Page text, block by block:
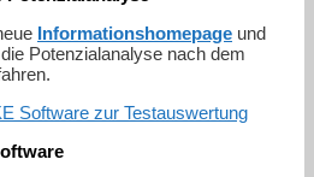
Informationshomepage und
Potenzialanalyse nach dem